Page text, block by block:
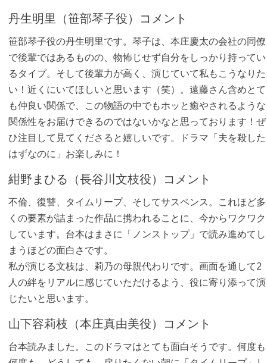
丹生明里（笹部琴子役）コメント
笹部琴子役の丹生明里です。琴子は、本庄慶太の会社の同僚
で後輩ではあるものの、物怖じせず自分をしっかり持ってい
るタイプ。そして後輩力が高く、演じていて私もこうなりた
い！近くにいてほしいと思います（笑）。遠藤さん含めとて
も仲良い関係で、この物語の中でもホッと癒やされるような
関係性をお届けできるのではないかなと思っております！ぜ
ひ注目して見てくださると嬉しいです。ドラマ「夫を殺した
はずなのに」お楽しみに！
紺野まひる（長谷川文枝役）コメント
不倫、復讐、タイムリープ、そしてサスペンス。これほど多
くの要素が詰まった作品に携われることに、今からワクワク
しています。台本はまさに「ノンストップ」で読み進めてし
まうほどの面白さです。
私が演じる文枝は、莉乃の母親代わりです。画面を通して2
人の絆をリアルに感じていただけるよう、役に寄り添って演
じたいと思います。
山下容莉枝（本庄真由美役）コメント
台本読みました。このドラマはとても面白そうです。何度も